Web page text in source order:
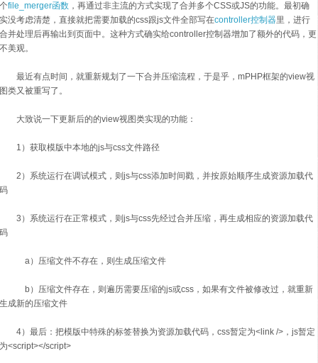
个file_merger函数 ，再通过非主流的方式实现了合并多个CSS或JS的功能。最初确
实没考虑清楚，直接就把需要加载的css跟js文件全部写在controller控制器里，进行
合并处理后再输出到页面中。这种方式确实给controller控制器增加了额外的代码，更
不美观。
最近有点时间，就重新规划了一下合并压缩流程，于是乎，mPHP框架的view视
图类又被重写了。
大致说一下更新后的的view视图类实现的功能：
1）获取模版中本地的js与css文件路径
2）系统运行在调试模式，则js与css添加时间戳，并按原始顺序生成资源加载代
码
3）系统运行在正常模式，则js与css先经过合并压缩，再生成相应的资源加载代
码
a）压缩文件不存在，则生成压缩文件
b）压缩文件存在，则遍历需要压缩的js或css，如果有文件被修改过，就重新
生成新的压缩文件
4）最后：把模版中特殊的标签替换为资源加载代码，css暂定为<link />，js暂定
为<script></script>